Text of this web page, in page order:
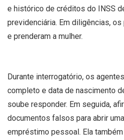
e histórico de créditos do INSS
previdenciária. Em diligências,
e prenderam a mulher.
Durante interrogatório, os
completo e data de nascimento
soube responder. Em seguida,
documentos falsos para abrir
empréstimo pessoal. Ela